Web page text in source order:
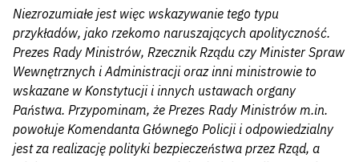
Niezrozumiałe jest więc wskazywanie tego typu
przykładów, jako rzekomo naruszających apolityczność.
Prezes Rady Ministrów, Rzecznik Rządu czy Minister Spraw
Wewnętrznych i Administracji oraz inni ministrowie to
wskazane w Konstytucji i innych ustawach organy
Państwa. Przypominam, że Prezes Rady Ministrów m.in.
powołuje Komendanta Głównego Policji i odpowiedzialny
jest za realizację polityki bezpieczeństwa przez Rząd, a